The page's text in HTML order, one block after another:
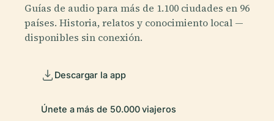
Guías de audio para más de 1.100 ciudades en 96
países. Historia, relatos y conocimiento local —
disponibles sin conexión.
Descargar la app
Únete a más de 50.000 viajeros